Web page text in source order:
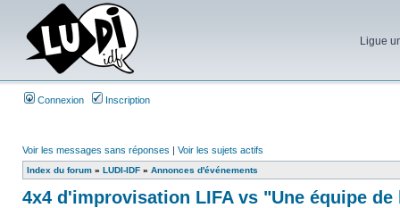
Ligue
Connexion Inscription
Voir les messages sans réponses | Voir les sujets actifs
Index du forum » LUDI-IDF » Annonces d'événements
4x4 d'improvisation LIFA vs "Une équipe de